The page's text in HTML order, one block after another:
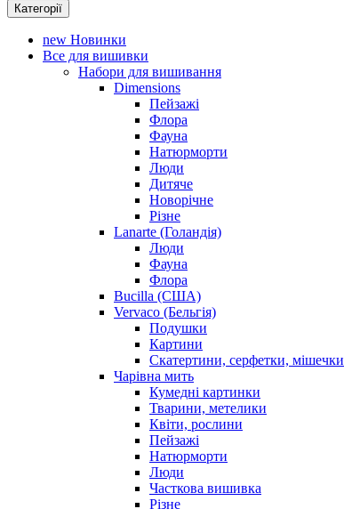
Категорії
new Новинки
Все для вишивки
Набори для вишивання
Dimensions
Пейзажі
Флора
Фауна
Натюрморти
Люди
Дитяче
Новорічне
Різне
Lanarte (Голандія)
Люди
Фауна
Флора
Bucilla (США)
Vervaco (Бельгія)
Подушки
Картини
Скатертини, серфетки, мішечки
Чарiвна мить
Кумедні картинки
Тварини, метелики
Квіти, рослини
Пейзажі
Натюрморти
Люди
Часткова вишивка
Різне